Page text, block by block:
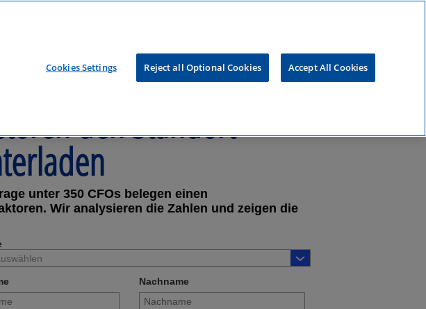
den Standort
unter 350 CFOs belegen einen
Wir analysieren die Zahlen und zeigen die
Nachname
Cookies Settings Reject all Optional Cookies Accept All Cookies